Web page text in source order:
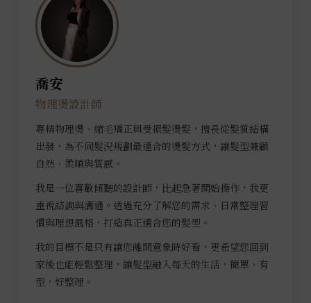
喬安
物理燙設計師
專精物理燙、縮毛矯正與受損髮燙髮，擅長從髮質結構
出發，為不同髮況規劃最適合的燙髮方式，讓髮型兼顧
自然、柔順與質感。
我是一位喜歡傾聽的設計師，比起急著開始操作，我更
重視諮詢與溝通。透過充分了解您的需求、日常整理習
慣與理想風格，打造真正適合您的髮型。
我的目標不是只有讓您離開意象時好看，更希望您回到
家後也能輕鬆整理，讓髮型融入每天的生活，簡單、有
型，好整理。